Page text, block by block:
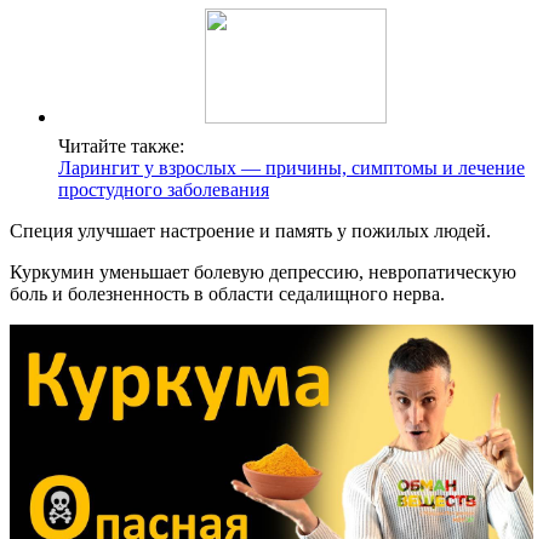
Читайте также:
Ларингит у взрослых — причины, симптомы и лечение
простудного заболевания
Специя улучшает настроение и память у пожилых людей.
Куркумин уменьшает болевую депрессию, невропатическую
боль и болезненность в области седалищного нерва.